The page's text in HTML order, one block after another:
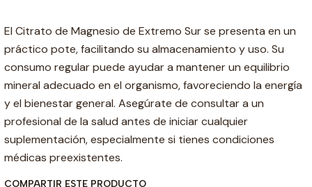
El Citrato de Magnesio de Extremo Sur se presenta en un
práctico pote, facilitando su almacenamiento y uso. Su
consumo regular puede ayudar a mantener un equilibrio
mineral adecuado en el organismo, favoreciendo la energía
y el bienestar general. Asegúrate de consultar a un
profesional de la salud antes de iniciar cualquier
suplementación, especialmente si tienes condiciones
médicas preexistentes.
COMPARTIR ESTE PRODUCTO